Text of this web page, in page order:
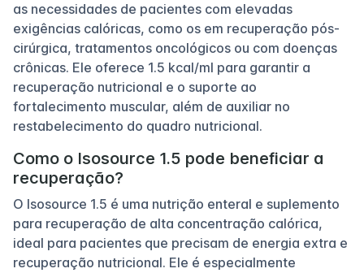
as necessidades de pacientes com elevadas
exigências calóricas, como os em recuperação pós-
cirúrgica, tratamentos oncológicos ou com doenças
crônicas. Ele oferece 1.5 kcal/ml para garantir a
recuperação nutricional e o suporte ao
fortalecimento muscular, além de auxiliar no
restabelecimento do quadro nutricional.
Como o Isosource 1.5 pode beneficiar a
recuperação?
O Isosource 1.5 é uma nutrição enteral e suplemento
para recuperação de alta concentração calórica,
ideal para pacientes que precisam de energia extra e
recuperação nutricional. Ele é especialmente